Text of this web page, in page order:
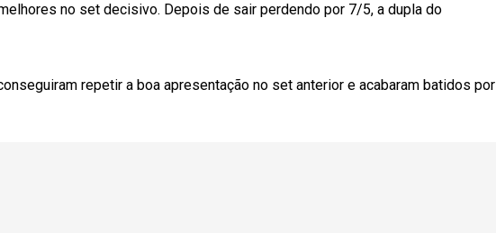
no set decisivo. Depois de sair perdendo por 7/5, a dupla do
repetir a boa apresentação no set anterior e acabaram batidos por